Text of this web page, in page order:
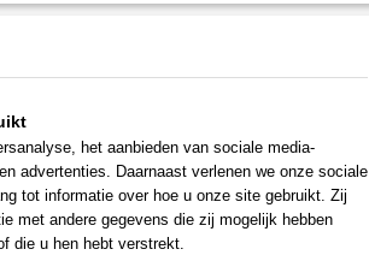
4007246165001
Scenes „Gemüsestand“
het aanbieden van sociale media-
advertenties. Daarnaast verlenen we onze sociale
tot informatie over hoe u onze site gebruikt. Zij
met andere gegevens die zij mogelijk hebben
die u hen hebt verstrekt.